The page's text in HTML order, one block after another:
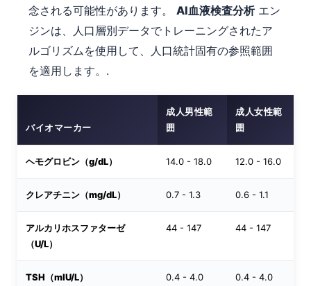
念される可能性があります。 AI血液検査分析エン
ジンは、人口層別データでトレーニングされたア
ルゴリズムを使用して、人口統計固有の参照範囲
を適用します。.
バイオマーカー
成人男性範
囲
成人女性範
囲
ヘモグロビン（g/dL） 14.0 - 18.0 12.0 - 16.0
クレアチニン（mg/dL） 0.7 - 1.3 0.6 - 1.1
アルカリホスファターゼ
（U/L）
44 - 147 44 - 147
TSH（mIU/L） 0.4 - 4.0 0.4 - 4.0